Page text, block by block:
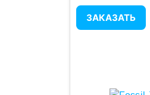
ЗАКАЗАТЬ